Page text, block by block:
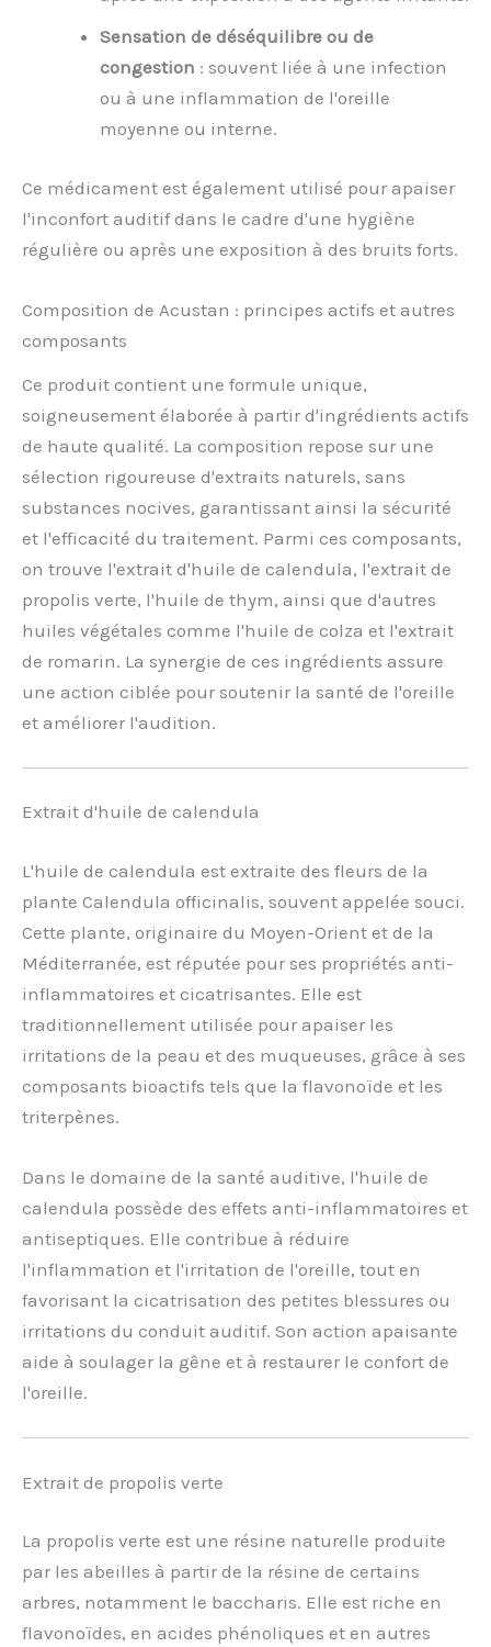
Sensation de déséquilibre ou de
congestion : souvent liée à une infection
ou à une inflammation de l'oreille
moyenne ou interne.
Ce médicament est également utilisé pour apaiser
l'inconfort auditif dans le cadre d'une hygiène
régulière ou après une exposition à des bruits forts.
Composition de Acustan : principes actifs et autres
composants
Ce produit contient une formule unique,
soigneusement élaborée à partir d'ingrédients actifs
de haute qualité. La composition repose sur une
sélection rigoureuse d'extraits naturels, sans
substances nocives, garantissant ainsi la sécurité
et l'efficacité du traitement. Parmi ces composants,
on trouve l'extrait d'huile de calendula, l'extrait de
propolis verte, l'huile de thym, ainsi que d'autres
huiles végétales comme l'huile de colza et l'extrait
de romarin. La synergie de ces ingrédients assure
une action ciblée pour soutenir la santé de l'oreille
et améliorer l'audition.
Extrait d'huile de calendula
L'huile de calendula est extraite des fleurs de la
plante Calendula officinalis, souvent appelée souci.
Cette plante, originaire du Moyen-Orient et de la
Méditerranée, est réputée pour ses propriétés anti-
inflammatoires et cicatrisantes. Elle est
traditionnellement utilisée pour apaiser les
irritations de la peau et des muqueuses, grâce à ses
composants bioactifs tels que la flavonoïde et les
triterpènes.
Dans le domaine de la santé auditive, l'huile de
calendula possède des effets anti-inflammatoires et
antiseptiques. Elle contribue à réduire
l'inflammation et l'irritation de l'oreille, tout en
favorisant la cicatrisation des petites blessures ou
irritations du conduit auditif. Son action apaisante
aide à soulager la gêne et à restaurer le confort de
l'oreille.
Extrait de propolis verte
La propolis verte est une résine naturelle produite
par les abeilles à partir de la résine de certains
arbres, notamment le baccharis. Elle est riche en
flavonoïdes, en acides phénoliques et en autres